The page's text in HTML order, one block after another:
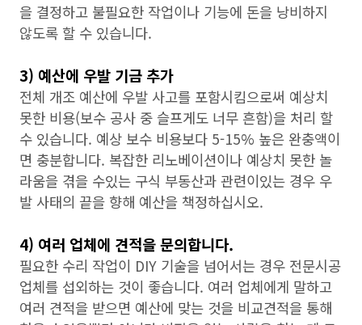
을 결정하고 불필요한 작업이나 기능에 돈을 낭비하지
않도록 할 수 있습니다.
3) 예산에 우발 기금 추가
전체 개조 예산에 우발 사고를 포함시킴으로써 예상치
못한 비용(보수 공사 중 슬프게도 너무 흔함)을 처리 할
수 ​​있습니다. 예상 보수 비용보다 5-15% 높은 완충액이
면 충분합니다. 복잡한 리노베이션이나 예상치 못한 놀
라움을 겪을 수있는 구식 부동산과 관련이있는 경우 우
발 사태의 끝을 향해 예산을 책정하십시오.
4) 여러 업체에 견적을 문의합니다.
필요한 수리 작업이 DIY 기술을 넘어서는 경우 전문시공
업체를 섭외하는 것이 좋습니다. 여러 업체에게 말하고
여러 견적을 받으면 예산에 맞는 것을 비교견적을 통해